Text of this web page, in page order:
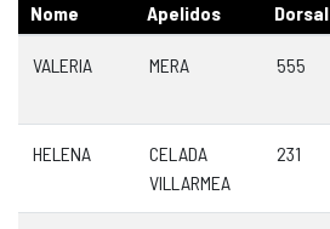
Nome Apelidos Dorsal
VALERIA MERA 555
HELENA
CELADA
VILLARMEA
231